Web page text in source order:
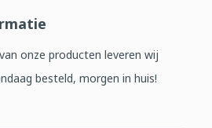
onze producten leveren wij
besteld, morgen in huis!